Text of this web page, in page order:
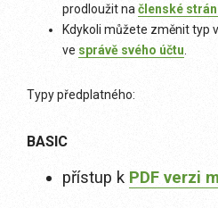
prodloužit na členské
Kdykoli můžete změnit typ
ve správě svého účtu
Typy předplatného:
BASIC
přístup k PDF verzi